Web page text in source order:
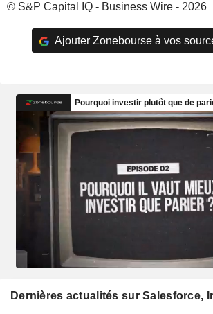
© S&P Capital IQ - Business Wire - 2026
Ajouter Zonebourse à vos
Dernières actualités sur Salesforce,